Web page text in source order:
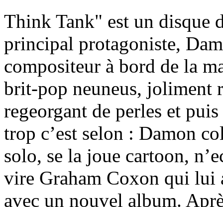
Think Tank" est un disque
principal protagoniste,
compositeur à bord de la
brit-pop neuneus, joliment
regeorgant de perles et
trop c’est selon : Damon
solo, se la joue cartoon,
vire Graham Coxon qui lui
avec un nouvel album.